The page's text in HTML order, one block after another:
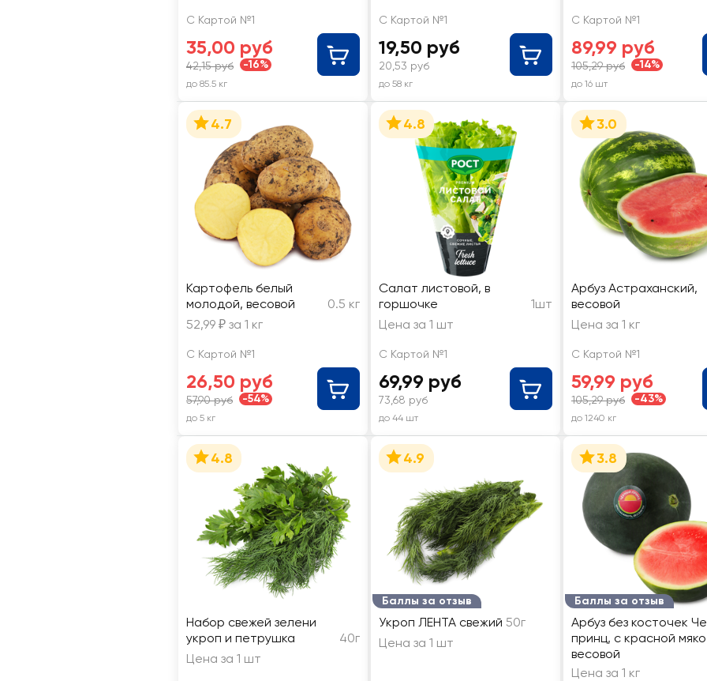
С Картой №1
35,00 руб
42,15 руб -16%
до 85.5 кг
С Картой №1
19,50 руб
20,53 руб
до 58 кг
С Картой №1
89,99 руб
105,29 руб -14%
до 16 шт
4.7
Картофель белый
молодой, весовой
0.5 кг
52,99 ₽ за 1 кг
С Картой №1
26,50 руб
57,90 руб -54%
до 5 кг
4.8
Салат листовой, в
горшочке
1шт
Цена за 1 шт
С Картой №1
69,99 руб
73,68 руб
до 44 шт
3.0
Арбуз Астраханский,
весовой
Цена за 1 кг
С Картой №1
59,99 руб
105,29 руб -43%
до 1240 кг
4.8
Набор свежей зелени
укроп и петрушка
40г
Цена за 1 шт
Баллы за отзыв
4.9
Укроп ЛЕНТА свежий 50г
Цена за 1 шт
Баллы за отзыв
3.8
Арбуз без косточек
принц, с красной
весовой
Цена за 1 кг